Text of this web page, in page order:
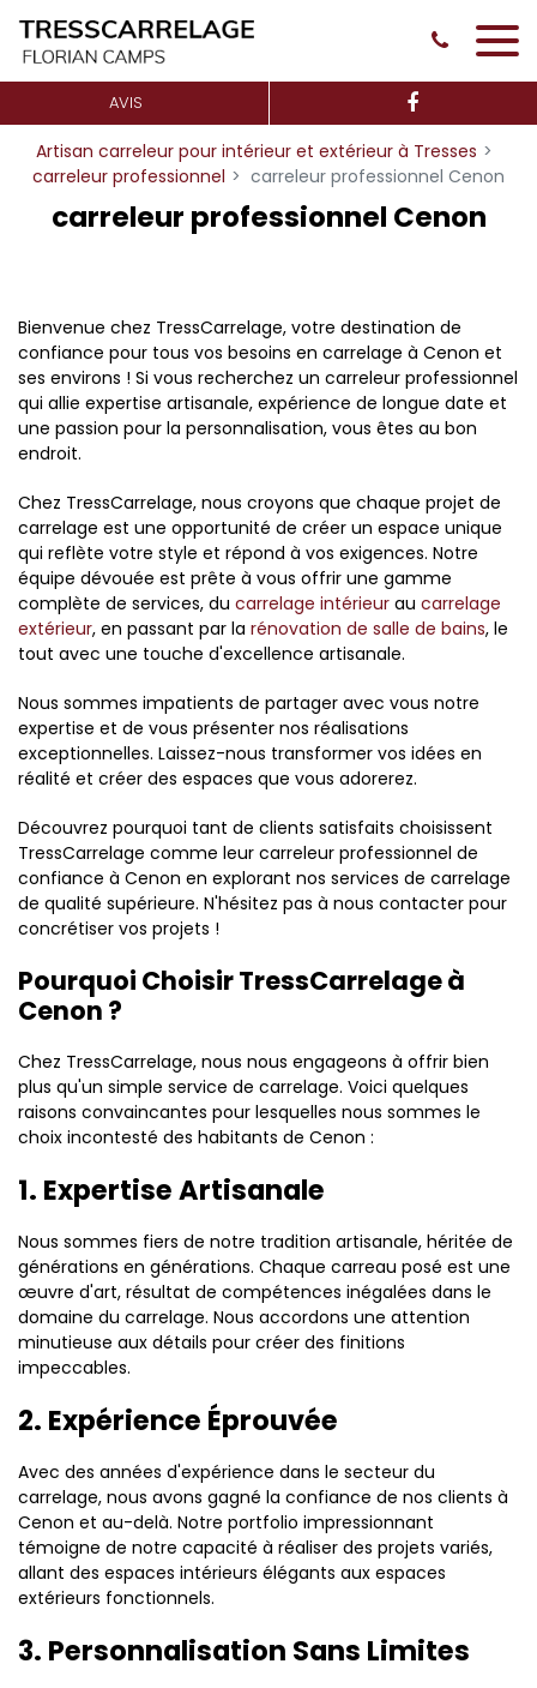
AVIS
Artisan carreleur pour intérieur et extérieur à Tresses
carreleur professionnel
carreleur professionnel Cenon
carreleur professionnel Cenon
Bienvenue chez TressCarrelage, votre destination de
confiance pour tous vos besoins en carrelage à Cenon et
ses environs ! Si vous recherchez un carreleur professionnel
qui allie expertise artisanale, expérience de longue date et
une passion pour la personnalisation, vous êtes au bon
endroit.
Chez TressCarrelage, nous croyons que chaque projet de
carrelage est une opportunité de créer un espace unique
qui reflète votre style et répond à vos exigences. Notre
équipe dévouée est prête à vous offrir une gamme
complète de services, du carrelage intérieur au carrelage
extérieur, en passant par la rénovation de salle de bains, le
tout avec une touche d'excellence artisanale.
Nous sommes impatients de partager avec vous notre
expertise et de vous présenter nos réalisations
exceptionnelles. Laissez-nous transformer vos idées en
réalité et créer des espaces que vous adorerez.
Découvrez pourquoi tant de clients satisfaits choisissent
TressCarrelage comme leur carreleur professionnel de
confiance à Cenon en explorant nos services de carrelage
de qualité supérieure. N'hésitez pas à nous contacter pour
concrétiser vos projets !
Pourquoi Choisir TressCarrelage à
Cenon ?
Chez TressCarrelage, nous nous engageons à offrir bien
plus qu'un simple service de carrelage. Voici quelques
raisons convaincantes pour lesquelles nous sommes le
choix incontesté des habitants de Cenon :
1. Expertise Artisanale
Nous sommes fiers de notre tradition artisanale, héritée de
générations en générations. Chaque carreau posé est une
œuvre d'art, résultat de compétences inégalées dans le
domaine du carrelage. Nous accordons une attention
minutieuse aux détails pour créer des finitions
impeccables.
2. Expérience Éprouvée
Avec des années d'expérience dans le secteur du
carrelage, nous avons gagné la confiance de nos clients à
Cenon et au-delà. Notre portfolio impressionnant
témoigne de notre capacité à réaliser des projets variés,
allant des espaces intérieurs élégants aux espaces
extérieurs fonctionnels.
3. Personnalisation Sans Limites